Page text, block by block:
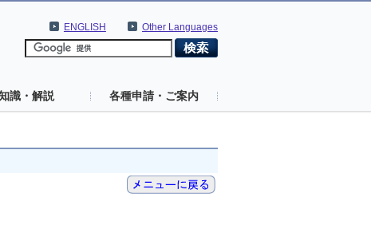
Other Languages
ENGLISH
識・解説 各種申請・ご案内